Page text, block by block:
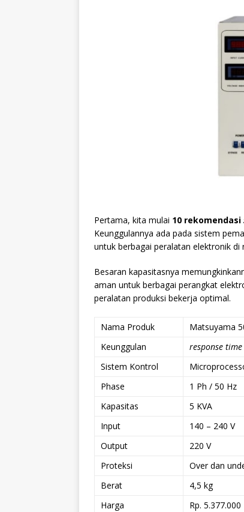
Pertama, kita mulai 10 rekomendasi
Keunggulannya ada pada sistem
untuk berbagai peralatan elektronik di
Besaran kapasitasnya
aman untuk berbagai perangkat
peralatan produksi bekerja optimal.
Nama Produk
Matsuyama
Keunggulan
response time
Sistem Kontrol
Phase
1 Ph / 50 Hz
Kapasitas
5 KVA
Input
140 – 240 V
Output
220 V
Proteksi
Over dan
Berat
4,5 kg
Harga
Rp. 5.377.000